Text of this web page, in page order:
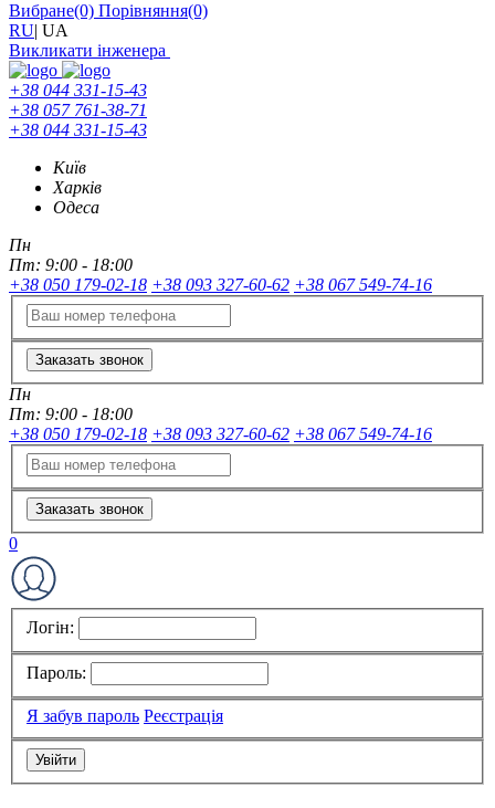
Вибране(0) Порівняння(0)
RU| UA
Викликати інженера
+38 044 331-15-43
+38 057 761-38-71
+38 044 331-15-43
Київ
Харків
Одеса
Пн
Пт: 9:00 - 18:00
+38 050 179-02-18 +38 093 327-60-62 +38 067 549-74-16
Заказать звонок
Пн
Пт: 9:00 - 18:00
+38 050 179-02-18 +38 093 327-60-62 +38 067 549-74-16
Заказать звонок
0
Логін:
Пароль:
Я забув пароль Реєстрація